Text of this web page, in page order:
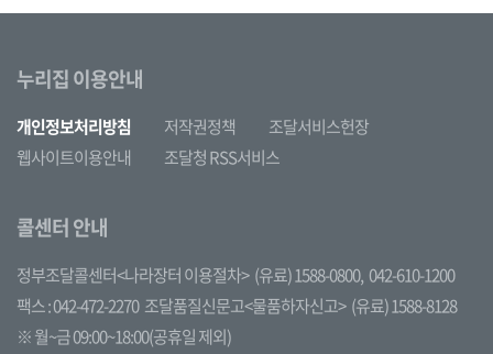
누리집 이용안내
개인정보처리방침 저작권정책
조달서비스헌장
웹사이트이용안내
조달청 RSS서비스
콜센터 안내
정부조달콜센터<나라장터 이용절차> (유료) 1588-0800, 042-610-1200
팩스 : 042-472-2270 조달품질신문고<물품하자신고> (유료) 1588-8128
※ 월~금 09:00~18:00(공휴일 제외)